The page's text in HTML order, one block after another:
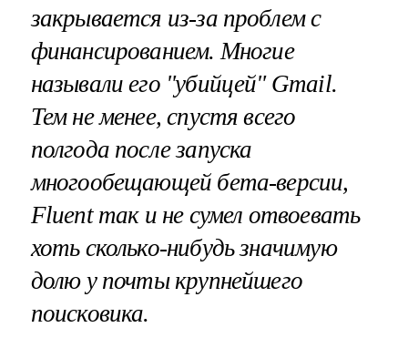
закрывается из-за проблем с
финансированием. Многие
называли его "убийцей" Gmail.
Тем не менее, спустя всего
полгода после запуска
многообещающей бета-версии,
Fluent так и не сумел отвоевать
хоть сколько-нибудь значимую
долю у почты крупнейшего
поисковика.